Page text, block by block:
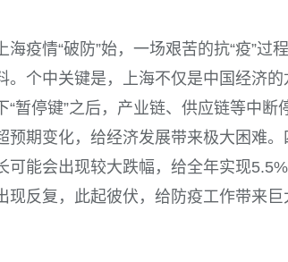
疫情“破防”始，一场艰苦的抗“疫”过
。个中关键是，上海不仅是中国经济
“暂停键”之后，产业链、供应链等中断
预期变化，给经济发展带来极大困难。
可能会出现较大跌幅，给全年实现
现反复，此起彼伏，给防疫工作带来